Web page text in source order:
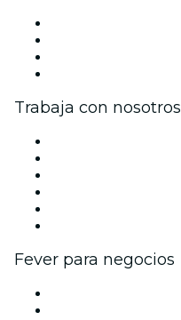
Trabaja con nosotros
Fever para negocios